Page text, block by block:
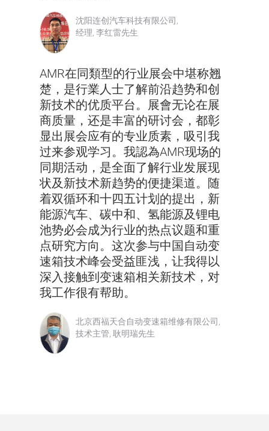
沈阳连创汽车科技有限公司,
经理, 李红雷先生
AMR在同類型的行业展会中堪称翘
楚，是行業人士了解前沿趋势和创
新技术的优质平台。展會无论在展
商质量，还是丰富的研讨会，都彰
显出展会应有的专业质素，吸引我
过来参观学习。我認為AMR现场的
同期活动，是全面了解行业发展现
状及新技术新趋势的便捷渠道。随
着双循环和十四五计划的提出，新
能源汽车、碳中和、氢能源及锂电
池势必会成为行业的热点议题和重
点研究方向。这次参与中国自动变
速箱技术峰会受益匪浅，让我得以
深入接触到变速箱相关新技术，对
我工作很有帮助。
北京西福天合自动变速箱维修有限公司,
技术主管, 耿明瑞先生